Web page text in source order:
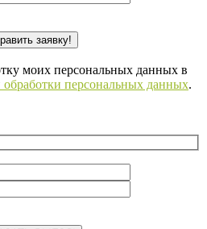
моих персональных данных в
персональных данных.